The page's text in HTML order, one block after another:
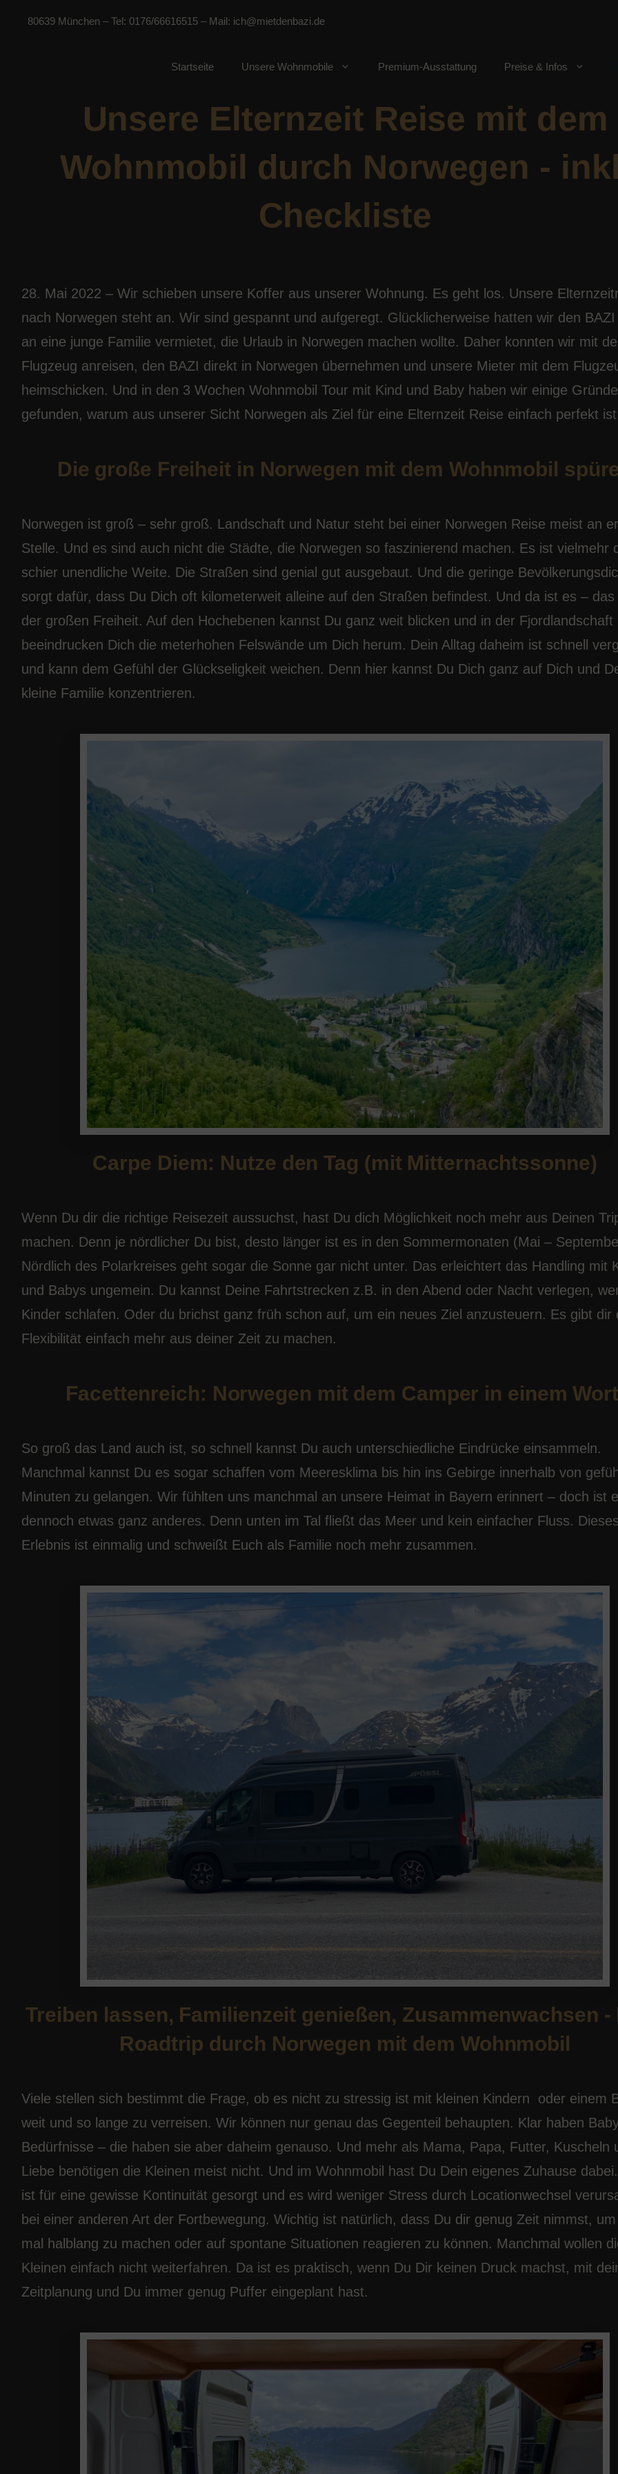
80639 München – Tel: 0176/66616515 – Mail: ich@mietdenbazi.de
Startseite Unsere Wohnmobile Premium-Ausstattung Preise & Infos
Unsere Elternzeit Reise mit dem
Wohnmobil durch Norwegen -
Checkliste
28. Mai 2022 – Wir schieben unsere Koffer aus unserer Wohnung. Es geht los. Unsere
nach Norwegen steht an. Wir sind gespannt und aufgeregt. Glücklicherweise hatten wir den
an eine junge Familie vermietet, die Urlaub in Norwegen machen wollte. Daher konnten wir mit
Flugzeug anreisen, den BAZI direkt in Norwegen übernehmen und unsere Mieter mit dem
heimschicken. Und in den 3 Wochen Wohnmobil Tour mit Kind und Baby haben wir einige Gründe
gefunden, warum aus unserer Sicht Norwegen als Ziel für eine Elternzeit Reise einfach perfekt
Die große Freiheit in Norwegen mit dem Wohnmobil
Norwegen ist groß – sehr groß. Landschaft und Natur steht bei einer Norwegen Reise meist an
Stelle. Und es sind auch nicht die Städte, die Norwegen so faszinierend machen. Es ist vielmehr
schier unendliche Weite. Die Straßen sind genial gut ausgebaut. Und die geringe
sorgt dafür, dass Du Dich oft kilometerweit alleine auf den Straßen befindest. Und da ist es –
der großen Freiheit. Auf den Hochebenen kannst Du ganz weit blicken und in der Fjordlandschaft
beeindrucken Dich die meterhohen Felswände um Dich herum. Dein Alltag daheim ist schnell
und kann dem Gefühl der Glückseligkeit weichen. Denn hier kannst Du Dich ganz auf Dich und
kleine Familie konzentrieren.
Carpe Diem: Nutze den Tag (mit Mitternachtssonne)
Wenn Du dir die richtige Reisezeit aussuchst, hast Du dich Möglichkeit noch mehr aus Deinen
machen. Denn je nördlicher Du bist, desto länger ist es in den Sommermonaten (Mai –
Nördlich des Polarkreises geht sogar die Sonne gar nicht unter. Das erleichtert das Handling mit
und Babys ungemein. Du kannst Deine Fahrtstrecken z.B. in den Abend oder Nacht verlegen,
Kinder schlafen. Oder du brichst ganz früh schon auf, um ein neues Ziel anzusteuern. Es gibt dir
Flexibilität einfach mehr aus deiner Zeit zu machen.
Facettenreich: Norwegen mit dem Camper in einem
So groß das Land auch ist, so schnell kannst Du auch unterschiedliche Eindrücke einsammeln.
Manchmal kannst Du es sogar schaffen vom Meeresklima bis hin ins Gebirge innerhalb von
Minuten zu gelangen. Wir fühlten uns manchmal an unsere Heimat in Bayern erinnert – doch ist
dennoch etwas ganz anderes. Denn unten im Tal fließt das Meer und kein einfacher Fluss.
Erlebnis ist einmalig und schweißt Euch als Familie noch mehr zusammen.
Treiben lassen, Familienzeit genießen, Zusammenwachsen -
Roadtrip durch Norwegen mit dem Wohnmobil
Viele stellen sich bestimmt die Frage, ob es nicht zu stressig ist mit kleinen Kindern oder einem
weit und so lange zu verreisen. Wir können nur genau das Gegenteil behaupten. Klar haben
Bedürfnisse – die haben sie aber daheim genauso. Und mehr als Mama, Papa, Futter, Kuscheln
Liebe benötigen die Kleinen meist nicht. Und im Wohnmobil hast Du Dein eigenes Zuhause
ist für eine gewisse Kontinuität gesorgt und es wird weniger Stress durch Locationwechsel
bei einer anderen Art der Fortbewegung. Wichtig ist natürlich, dass Du dir genug Zeit nimmst,
mal halblang zu machen oder auf spontane Situationen reagieren zu können. Manchmal wollen
Kleinen einfach nicht weiterfahren. Da ist es praktisch, wenn Du Dir keinen Druck machst, mit
Zeitplanung und Du immer genug Puffer eingeplant hast.